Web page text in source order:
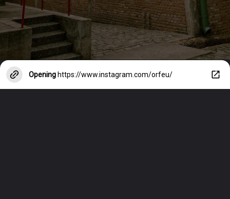
Openinghttps://www.instagram.com/orfeu/